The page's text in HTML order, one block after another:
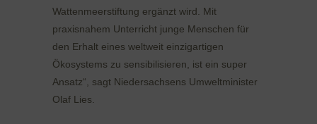
Wattenmeerstiftung ergänzt wird. Mit
praxisnahem Unterricht junge Menschen für
den Erhalt eines weltweit einzigartigen
Ökosystems zu sensibilisieren, ist ein super
Ansatz“, sagt Niedersachsens Umweltminister
Olaf Lies.